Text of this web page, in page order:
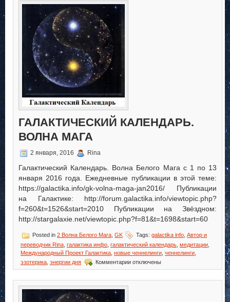
Календарь.
Волна
Солнца
ГАЛАКТИЧЕСКИЙ КАЛЕНДАРЬ.
ВОЛНА МАГА
2 января, 2016 Rina
Галактический Календарь. Волна Белого Мага с 1 по 13
января 2016 года. Ежедневные публикации в этой теме:
https://galactika.info/gk-volna-maga-jan2016/ Публикации
на Галактике: http://forum.galactika.info/viewtopic.php?
f=260&t=1526&start=2010 Публикации на Звёздном:
http://stargalaxie.net/viewtopic.php?f=81&t=1698&start=60
Posted in 2 Волна Белого Мага GK Tags: galactika info Автор и
переводчик Rina галактика инфо галактический календарь медитации
Международный Проект Галактика новые ченнелинги ченнелинги
эзотерика энергии дня Комментариик
записи
отключены